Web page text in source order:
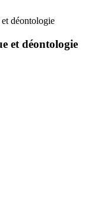
déontologie
et déontologie